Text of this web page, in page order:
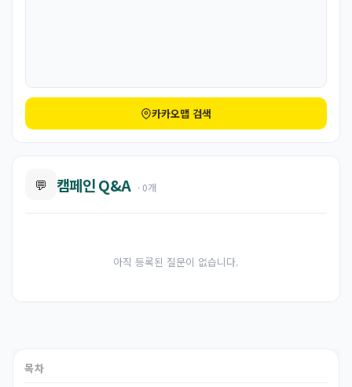
카카오맵 검색
💬 캠페인 Q&A · 0개
아직 등록된 질문이 없습니다.
목차